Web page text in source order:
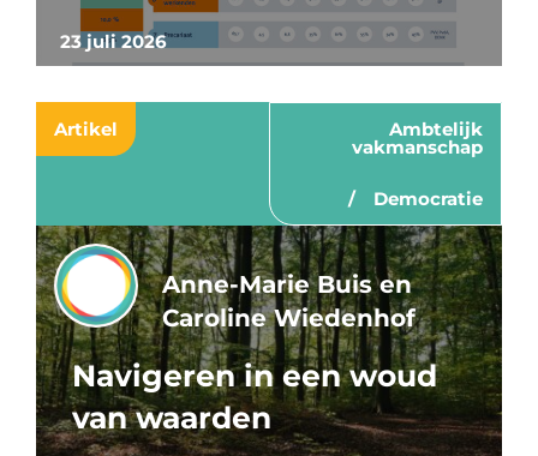
23 juli 2026
Artikel Ambtelijk
vakmanschap
Democratie
Anne-Marie Buis en
Caroline Wiedenhof
Navigeren in een woud
van waarden